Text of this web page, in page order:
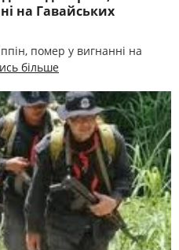
на Гавайських
помер у вигнанні на
більше